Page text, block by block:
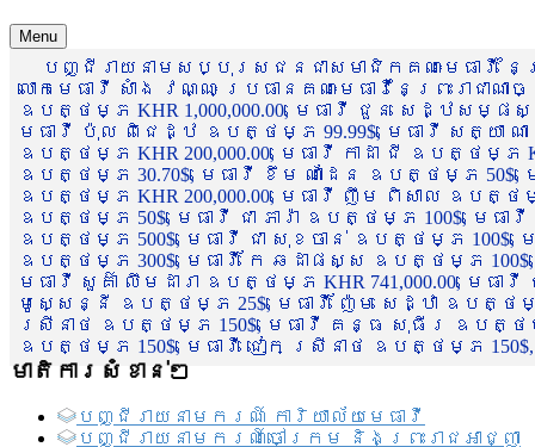
Menu
បញ្ជីរាយនាមសប្បុរសជនជាសមាជិកគណៈមេធាវី
លោកមេធាវី សាំង វណ្ណៈ ប្រធានគណៈមេធាវីនៃព្រះរា
ឧបត្ថម្ភ KHR 1,000,000.00, មេធាវី ជួន សេដ្ឋស
មេធាវី ប៉ុល ពិជេដ្ឋ ឧបត្ថម្ភ 99.99$, មេធាវី សត្យា ណ
ឧបត្ថម្ភ KHR 200,000.00, មេធាវី កាដា ជី ឧបត្ថម្ភ
ឧបត្ថម្ភ 30.70$, មេធាវី ខឹម ណាដែន ឧបត្ថម្ភ 50$,
ឧបត្ថម្ភ KHR 200,000.00, មេធាវី ញឹម ពិសាល ឧបត្ថ
ឧបត្ថម្ភ 50$, មេធាវី ជា ភារ៉ា ឧបត្ថម្ភ 100$, មេ
ឧបត្ថម្ភ 500$, មេធាវី ជា សុខចាន់ ឧបត្ថម្ភ
ឧបត្ថម្ភ 300$, មេធាវី កែ ឆដាផស្ស ឧបត្ថម្ភ
មេធាវី សួគ៌ា លឹមដារា ឧបត្ថម្ភ KHR 741,000.00, មេ
មូសេ្សន្នី ឧបត្ថម្ភ 25$, មេធាវី ញ៉ែម សេដ្ឋា ឧបត្ថ
ស្រីនាថ ឧបត្ថម្ភ 150$, មេធាវី គន្ធ សុធីរ ឧបត្ថម្ភ
ឧបត្ថម្ភ 150$, មេធាវី ជៀក ស្រីនាថ ឧបត្ថម្ភ 150$,
មាតិការសំខាន់ៗ
បញ្ជី​រាយ​នាមករណ៍ ការិយាល័យ​មេធាវី​
បញ្ជី​រាយ​នាមករណ៍​ចៅក្រម និងព្រះរាជអាជ្ញា